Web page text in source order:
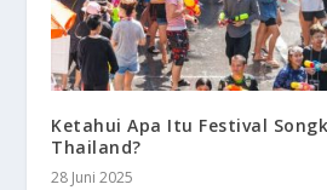
Ketahui Apa Itu Festival
Thailand?
28 Juni 2025